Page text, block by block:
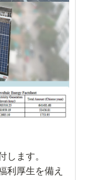
します。
利厚生を備え